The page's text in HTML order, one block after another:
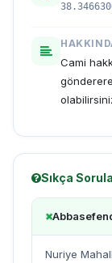
Cami
Sıkça
Nuriye